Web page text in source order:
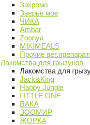
Закрома
Зверье мое
ЧИКА
Ambar
Zoonya
MIKIMEALS
Прочие
Лакомства для грызунов
Лакомства для
Jack&King
Happy Jungle
LITTLE ONE
ВАКА
ЗООМИР
ЖОРКА